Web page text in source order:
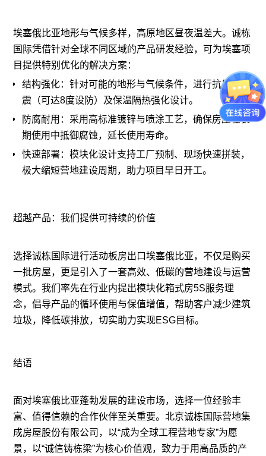
埃塞俄比亚地形与气候多样，高原地区昼夜温差大。诚栋
国际凭借针对全球不同区域的产品研发经验，可为埃塞项
目提供特别优化的解决方案：
结构强化：针对可能的地形与气候条件，进行抗风、抗
震（可达8度设防）及保温隔热强化设计。
防腐耐用：采用高标准镀锌与喷涂工艺，确保房屋在长
期使用中抵御腐蚀，延长使用寿命。
快速部署：模块化设计支持工厂预制、现场快速拼装，
极大缩短营地建设周期，助力项目早日开工。
超越产品：我们提供可持续的价值
选择诚栋国际进行活动板房出口埃塞俄比亚，不仅是购买
一批房屋，更是引入了一套高效、低碳的营地建设与运营
模式。我们率先在行业内提出模块化箱式房5S服务理
念，倡导产品的循环使用与保值增值，帮助客户减少建筑
垃圾，降低碳排放，切实助力实现ESG目标。
结语
面对埃塞俄比亚蓬勃发展的建设市场，选择一位经验丰
富、值得信赖的合作伙伴至关重要。北京诚栋国际营地集
成房屋股份有限公司，以“成为全球工程营地专家”为愿
景，以“诚信铸栋梁”为核心价值观，致力于用高品质的产